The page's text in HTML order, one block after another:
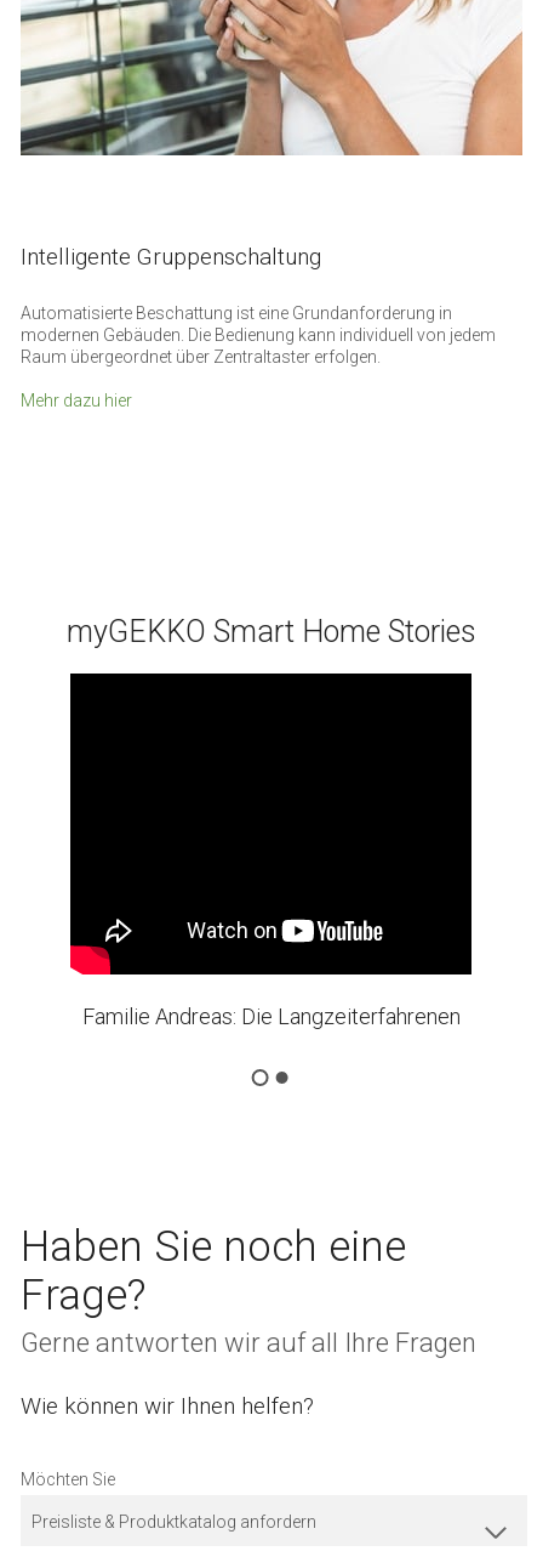
Intelligente Gruppenschaltung
Automatisierte Beschattung ist eine Grundanforderung in
modernen Gebäuden. Die Bedienung kann individuell von jedem
Raum übergeordnet über Zentraltaster erfolgen.
Mehr dazu hier
myGEKKO Smart Home Stories
Familie Andreas: Die Langzeiterfahrenen
Haben Sie noch eine
Frage?
Gerne antworten wir auf all Ihre Fragen
Wie können wir Ihnen helfen?
Möchten Sie
Preisliste & Produktkatalog anfordern